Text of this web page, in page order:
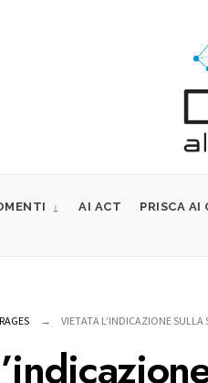
AI ACT PRISCA AI
VIETATA L’INDICAZIONE